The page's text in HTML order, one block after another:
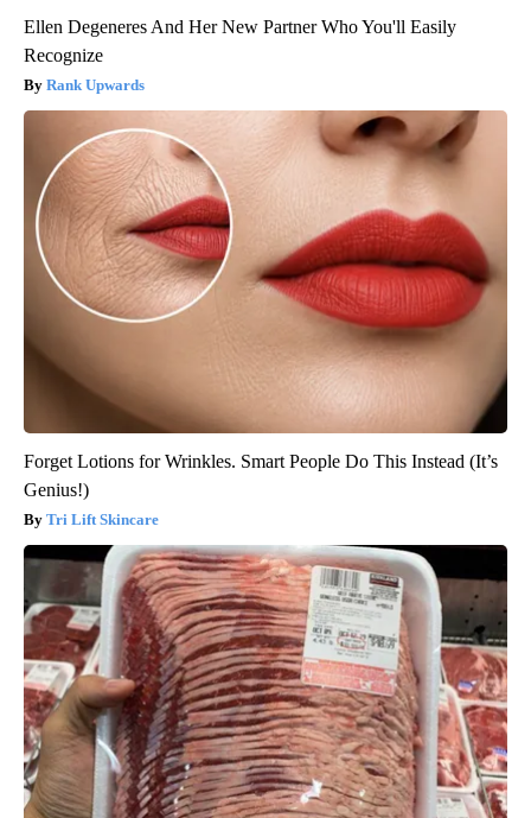
Ellen Degeneres And Her New Partner Who You'll Easily
Recognize
Rank Upwards
Forget Lotions for Wrinkles. Smart People Do This Instead (It’s
Genius!)
Tri Lift Skincare